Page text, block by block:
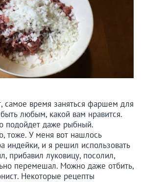
самое время заняться фаршем для
любым, какой вам нравится.
подойдет даже рыбный.
тоже. У меня вот нашлось
индейки, и я решил использовать
прибавил луковицу, посолил,
перемешал. Можно даже отбить,
Некоторые рецепты